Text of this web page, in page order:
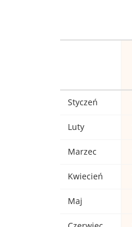
Styczeń
Luty
Marzec
Kwiecień
Maj